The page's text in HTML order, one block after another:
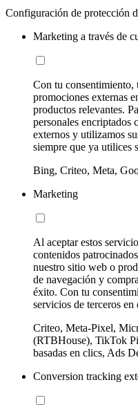
Configuración de protección
Marketing a través de
Con tu consentimiento,
promociones externas
productos relevantes.
personales encriptados
externos y utilizamos
siempre que ya utilices
Bing, Criteo, Meta,
Marketing
Al aceptar estos
contenidos
nuestro sitio web o
de navegación y
éxito. Con tu
servicios de terceros en
Criteo, Meta-Pixel,
(RTBHouse), TikTok
basadas en clics, Ads
Conversion tracking